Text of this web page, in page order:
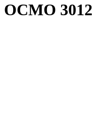
ОСМО 3012